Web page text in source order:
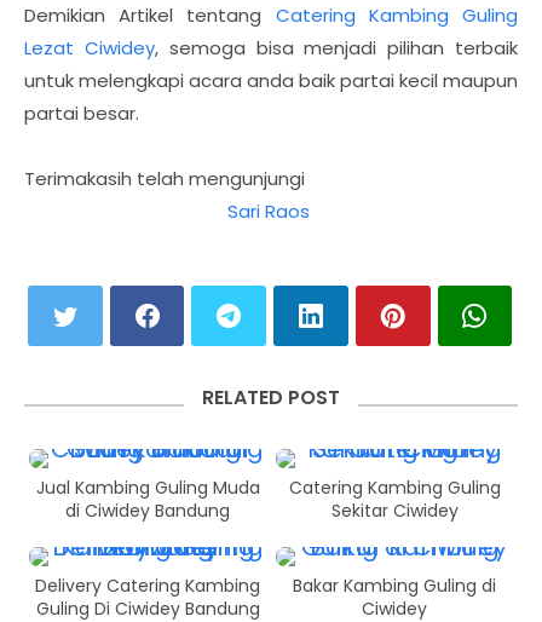
Demikian Artikel tentang Catering Kambing Guling
Lezat Ciwidey, semoga bisa menjadi pilihan terbaik
untuk melengkapi acara anda baik partai kecil maupun
partai besar.
Terimakasih telah mengunjungi
Sari Raos
RELATED POST
Jual Kambing Guling Muda
di Ciwidey Bandung
Catering Kambing Guling
Sekitar Ciwidey
Delivery Catering Kambing
Guling Di Ciwidey Bandung
Bakar Kambing Guling di
Ciwidey